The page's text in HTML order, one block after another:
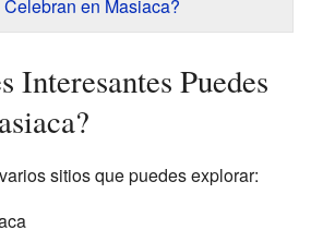
en Masiaca?
Interesantes Puedes
sitios que puedes explorar: